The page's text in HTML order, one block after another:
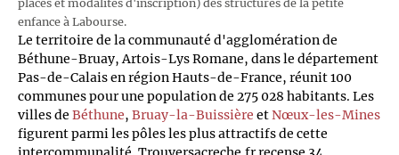
places et modalités d'inscription) des structures de la petite
enfance à Labourse.
Le territoire de la communauté d'agglomération de
Béthune-Bruay, Artois-Lys Romane, dans le département
Pas-de-Calais en région Hauts-de-France, réunit 100
communes pour une population de 275 028 habitants. Les
villes de Béthune, Bruay-la-Buissière etNœux-les-Mines
figurent parmi les pôles les plus attractifs de cette